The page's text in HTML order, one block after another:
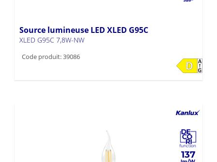
Source lumineuse LED XLED G95C
XLED G95C 7,8W-NW
Code produit: 39086
137